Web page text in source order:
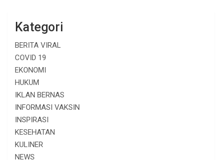
Kategori
BERITA VIRAL
COVID 19
EKONOMI
HUKUM
IKLAN BERNAS
INFORMASI VAKSIN
INSPIRASI
KESEHATAN
KULINER
NEWS